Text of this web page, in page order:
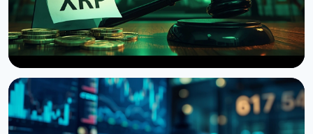
Сенат США відклав голосування по Clarity Act до
вересня